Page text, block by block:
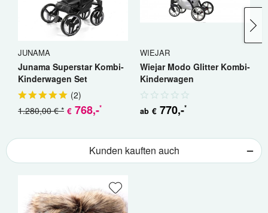
JUNAMA
Junama Superstar Kombi-
Kinderwagen Set
(2)
€ 768,-*
1.280,00 € *
WIEJAR
Wiejar Modo Glitter Kombi-
Kinderwagen
ab € 770,-*
Kunden kauften auch